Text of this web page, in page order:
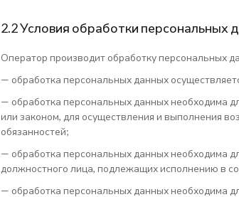
2.2 Условия обработки персональных
Оператор производит обработку персональных
— обработка персональных данных
— обработка персональных данных необходима
или законом, для осуществления и выполнения
обязанностей;
— обработка персональных данных необходима
должностного лица, подлежащих исполнению в
— обработка персональных данных необходима